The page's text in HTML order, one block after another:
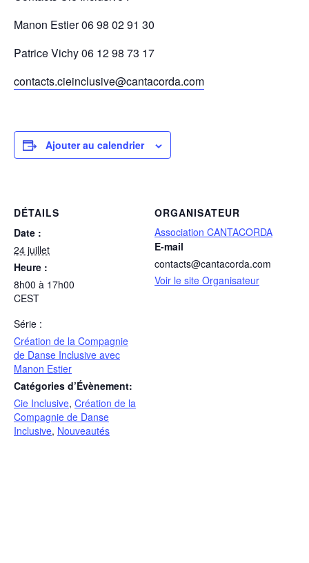
Manon Estier 06 98 02 91 30
Patrice Vichy 06 12 98 73 17
contacts.cieinclusive@cantacorda.com
Ajouter au calendrier
DÉTAILS
Date :
24 juillet
Heure :
8h00 à 17h00
CEST
Série :
Création de la Compagnie
de Danse Inclusive avec
Manon Estier
Catégories d’Évènement:
Cie Inclusive, Création de la
Compagnie de Danse
Inclusive, Nouveautés
ORGANISATEUR
Association CANTACORDA
E-mail
contacts@cantacorda.com
Voir le site Organisateur